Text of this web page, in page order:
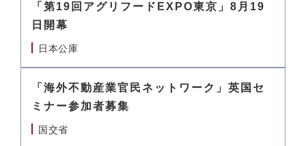
「第19回アグリフードEXPO東京」8月19
日開幕
日本公庫
「海外不動産業官民ネットワーク」英国セ
ミナー参加者募集
国交省